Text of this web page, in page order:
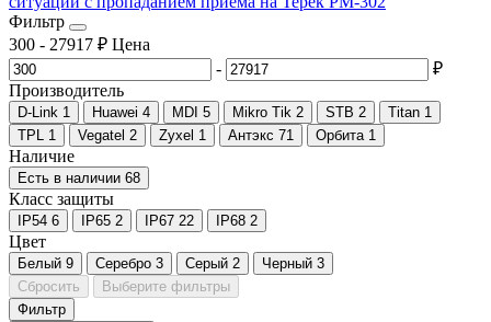
Фильтр
300 - 27917 ₽ Цена
-
₽
Производитель
D-Link 1 Huawei 4 MDI 5 Mikro Tik 2 STB 2 Titan 1
TPL
1 Vegatel 2 Zyxel 1 Антэкс 71 Орбита 1
Наличие
Есть в наличии 68
Класс защиты
IP54 6 IP65 2 IP67 22 IP68 2
Цвет
Белый 9 Серебро 3 Серый 2 Черный 3
Сбросить
Выберите фильтры
Фильтр